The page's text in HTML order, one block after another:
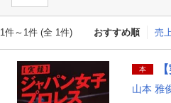
1件～1件 (全 1件) おすすめ順 売
本
山本 雅